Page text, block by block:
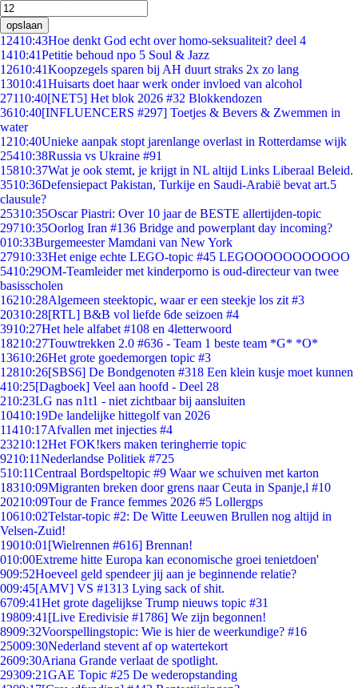
opslaan
12410:43Hoe denkt God echt over homo-seksualiteit? deel 4
1410:41Petitie behoud npo 5 Soul & Jazz
12610:41Koopzegels sparen bij AH duurt straks 2x zo lang
13010:41Huisarts doet haar werk onder invloed van alcohol
27110:40[NET5] Het blok 2026 #32 Blokkendozen
3610:40[INFLUENCERS #297] Toetjes & Bevers & Zwemmen in
water
1210:40Unieke aanpak stopt jarenlange overlast in Rotterdamse wijk
25410:38Russia vs Ukraine #91
15810:37Wat je ook stemt, je krijgt in NL altijd Links Liberaal Beleid.
3510:36Defensiepact Pakistan, Turkije en Saudi-Arabië bevat art.5
clausule?
25310:35Oscar Piastri: Over 10 jaar de BESTE allertijden-topic
29710:35Oorlog Iran #136 Bridge and powerplant day incoming?
010:33Burgemeester Mamdani van New York
27910:33Het enige echte LEGO-topic #45 LEGOOOOOOOOOOO
5410:29OM-Teamleider met kinderporno is oud-directeur van twee
basisscholen
16210:28Algemeen steektopic, waar er een steekje los zit #3
20310:28[RTL] B&B vol liefde 6de seizoen #4
3910:27Het hele alfabet #108 en 4letterwoord
18210:27Touwtrekken 2.0 #636 - Team 1 beste team *G* *O*
13610:26Het grote goedemorgen topic #3
12810:26[SBS6] De Bondgenoten #318 Een klein kusje moet kunnen
410:25[Dagboek] Veel aan hoofd - Deel 28
210:23LG nas n1t1 - niet zichtbaar bij aansluiten
10410:19De landelijke hittegolf van 2026
11410:17Afvallen met injecties #4
23210:12Het FOK!kers maken teringherrie topic
9210:11Nederlandse Politiek #725
510:11Centraal Bordspeltopic #9 Waar we schuiven met karton
18310:09Migranten breken door grens naar Ceuta in Spanje,l #10
20210:09Tour de France femmes 2026 #5 Lollergps
10610:02Telstar-topic #2: De Witte Leeuwen Brullen nog altijd in
Velsen-Zuid!
19010:01 [Wielrennen #616] Brennan!
010:00Extreme hitte Europa kan economische groei tenietdoen'
909:52Hoeveel geld spendeer jij aan je beginnende relatie?
009:45[AMV] VS #1313 Lying sack of shit.
6709:41Het grote dagelijkse Trump nieuws topic #31
19809:41 [Live Eredivisie #1786] We zijn begonnen!
8909:32Voorspellingstopic: Wie is hier de weerkundige? #16
25009:30Nederland stevent af op watertekort
2609:30Ariana Grande verlaat de spotlight.
29309:21GAE Topic #25 De wederopstanding